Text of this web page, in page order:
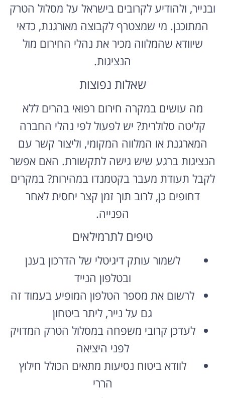
ובנייר, ולהודיע לקרובים בישראל על מסלול הטרק
המתוכנן. מי שמצטרף לקבוצה מאורגנת, כדאי
שיוודא שהמלווה מכיר את נהלי החירום מול
הנציגות.
שאלות נפוצות
מה עושים במקרה חירום רפואי בהרים ללא
קליטה סלולרית? יש לפעול לפי נהלי החברה
המארגנת או המלווה המקומי, וליצור קשר עם
הנציגות ברגע שיש גישה לתקשורת. האם אפשר
לקבל תעודת מעבר בקטמנדו במהירות? במקרים
דחופים כן, לרוב תוך זמן קצר יחסית לאחר
הפנייה.
טיפים לתרמילאים
לשמור עותק דיגיטלי של הדרכון בענן
ובטלפון הנייד
לרשום את מספר הטלפון המופיע בעמוד זה
גם על נייר, ליתר ביטחון
לעדכן קרובי משפחה במסלול הטרק המדויק
לפני היציאה
לוודא ביטוח נסיעות מתאים הכולל חילוץ
הררי